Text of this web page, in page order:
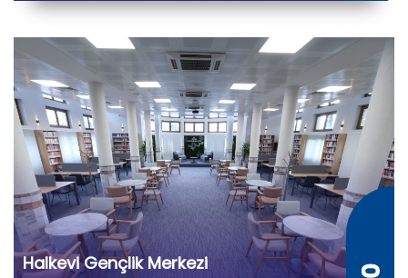
tesiste kuru ve soğuk depo alanları, gıda hazırlık,
Halkevi Gençlik Merkezi